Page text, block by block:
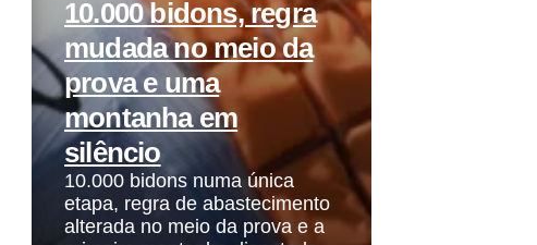
10.000 bidons, regra
mudada no meio da
prova e uma
montanha em
silêncio
10.000 bidons numa única
etapa, regra de abastecimento
alterada no meio da prova e a